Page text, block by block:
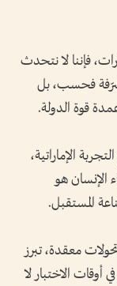
فإننا لا نتحدث
فحسب، بل
قوة الدولة.
الإماراتية،
الإنسان هو
المستقبل.
معقدة، تبرز
الاختبار لا